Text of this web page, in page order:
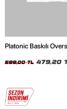
Platonic Baskılı
599,00 TL 479,20